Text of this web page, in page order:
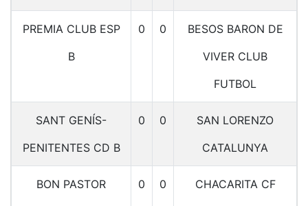
PREMIA CLUB ESP
B
0 0
BESOS BARON DE
VIVER CLUB
FUTBOL
SANT GENÍS-
PENITENTES CD B
0 0
SAN LORENZO
CATALUNYA
BON PASTOR
0 0 CHACARITA CF